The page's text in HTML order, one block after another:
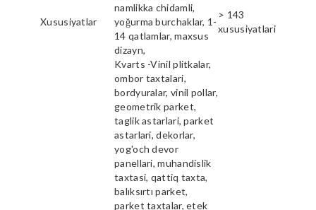
Xususiyatlar
namlikka chidamli,
yoğurma burchaklar, 1-
14 qatlamlar, maxsus
dizayn,
> 143
xususiyatlari
Kvarts -Vinil plitkalar,
ombor taxtalari,
bordyuralar, vinil pollar,
geometrik parket,
taglik astarlari, parket
astarlari, dekorlar,
yog'och devor
panellari, muhandislik
taxtasi, qattiq taxta,
balıksırtı parket,
parket taxtalar, etek